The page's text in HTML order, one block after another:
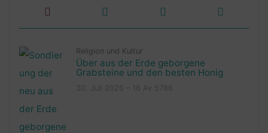
Religion und Kultur
Über aus der Erde geborgene
Grabsteine und den besten Honig